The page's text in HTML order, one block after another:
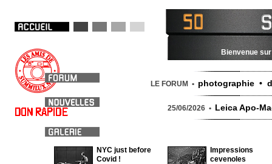
Bienvenue
LE FORUM • photographie •
25/06/2026 • Leica Apo-
NYC just before
Covid !
Impressions
cevenoles